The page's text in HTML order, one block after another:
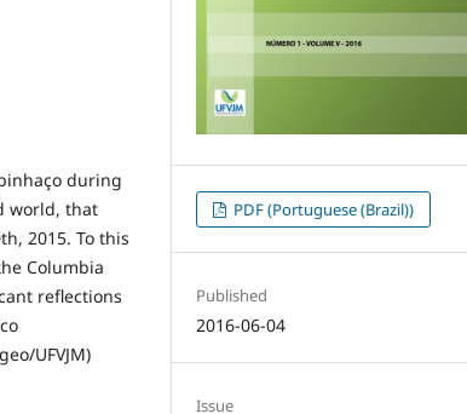
during
world, that
2015. To this
Columbia
reflections
UFVJM)
PDF (Portuguese (Brazil))
Published
2016-06-04
Issue